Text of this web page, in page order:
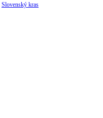
Slovenský kras